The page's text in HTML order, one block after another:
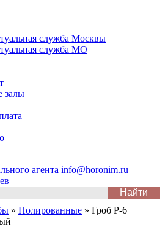
служба Москвы
служба МО
залы
агента info@horonim.ru
» Полированные » Гроб Р-6